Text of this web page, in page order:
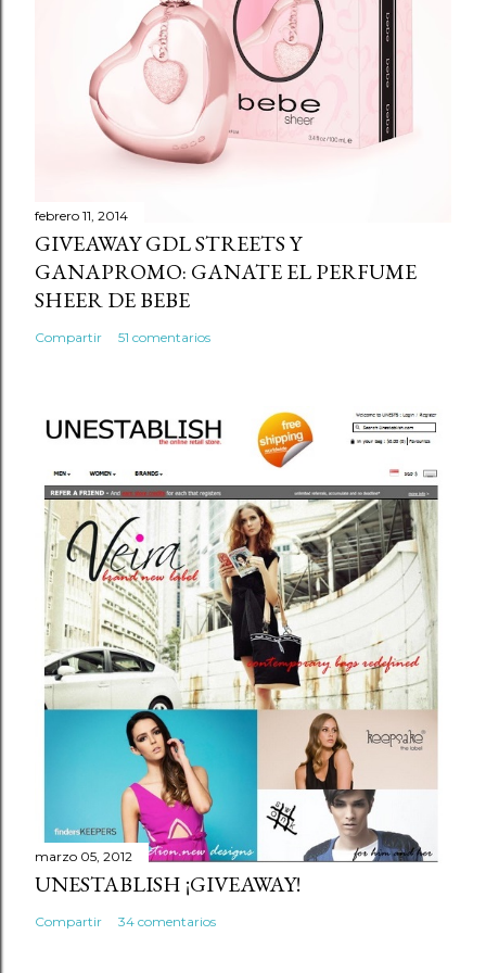
r
i
o
febrero 11, 2014
GIVEAWAY GDL STREETS Y
GANAPROMO: GANATE EL PERFUME
SHEER DE BEBE
Compartir 51 comentarios
marzo 05, 2012
UNESTABLISH ¡GIVEAWAY!
Compartir 34 comentarios